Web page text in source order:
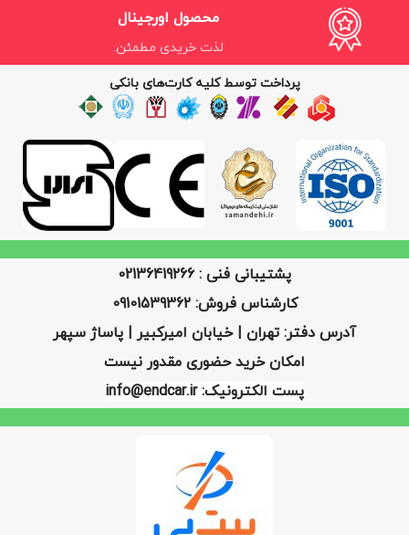
محصول اورجینال
لذت خریدی مطمئن.
پرداخت توسط کلیه کارت‌های بانکی
پشتیبانی فنی : 02136419266
کارشناس فروش: 09101539362
آدرس دفتر: تهران | خیابان امیرکبیر | پاساژ سپهر
امکان خرید حضوری مقدور نیست
پست الکترونیک: info@endcar.ir